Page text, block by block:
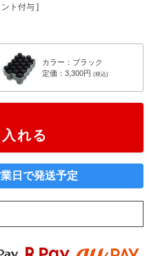
ント付与 ]
カラー：ブラック
定価：3,300円 (税込)
れる
日で発送予定